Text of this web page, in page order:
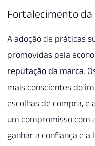
Fortalecimento da
A adoção de práticas
promovidas pela
reputação da marca.
mais conscientes do
escolhas de compra,
um compromisso com
ganhar a confiança e a